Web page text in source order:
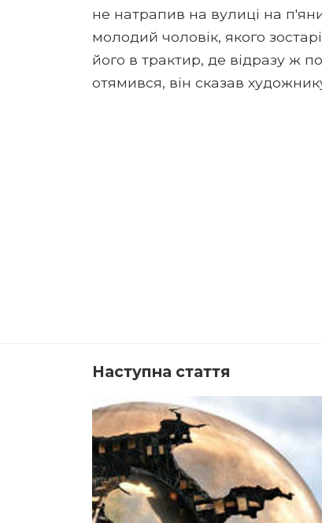
не натрапив на вулиці на
молодий чоловік, якого
його в трактир, де відразу ж
отямився, він сказав
Наступна стаття